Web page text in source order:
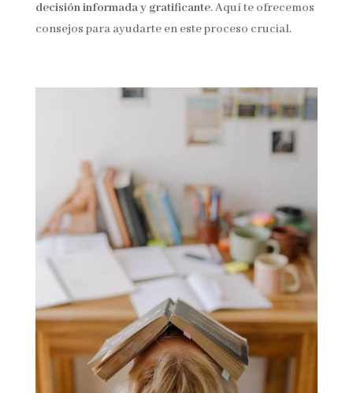
decisión informada y gratificante. Aquí te ofrecemos
consejos para ayudarte en este proceso crucial.